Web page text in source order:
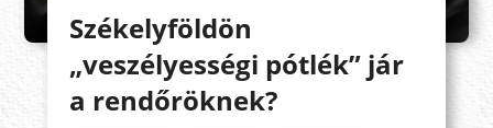
Székelyföldön
„veszélyességi pótlék” jár
a rendőröknek?